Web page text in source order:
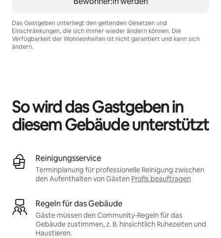
Das Gastgeben unterliegt den geltenden Gesetzen und
Einschränkungen, die sich immer wieder ändern können. Die
Verfügbarkeit der Wohneinheiten ist nicht garantiert und kann sich
ändern.
So wird das Gastgeben in
diesem Gebäude unterstützt
Reinigungsservice
Terminplanung für professionelle Reinigung zwischen
den Aufenthalten von Gästen Profis beauftragen
Regeln für das Gebäude
Gäste müssen den Community-Regeln für das
Gebäude zustimmen, z. B. hinsichtlich Ruhezeiten und
Haustieren.